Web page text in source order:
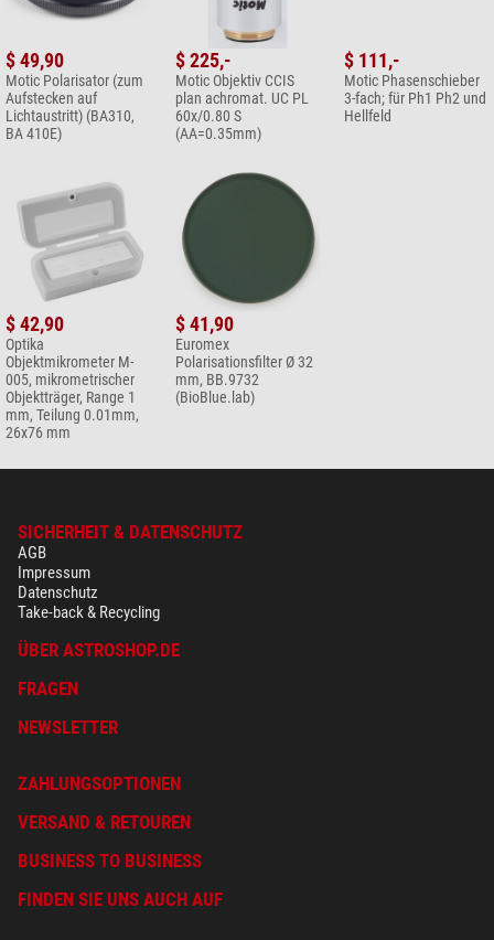
$ 49,90
Motic Polarisator (zum
Aufstecken auf
Lichtaustritt) (BA310,
BA 410E)
$ 225,-
Motic Objektiv CCIS
plan achromat. UC PL
60x/0.80 S
(AA=0.35mm)
$ 111,-
Motic Phasenschieber
3-fach; für Ph1 Ph2 und
Hellfeld
$ 42,90
Optika
Objektmikrometer M-
005, mikrometrischer
Objektträger, Range 1
mm, Teilung 0.01mm,
26x76 mm
$ 41,90
Euromex
Polarisationsfilter Ø 32
mm, BB.9732
(BioBlue.lab)
SICHERHEIT & DATENSCHUTZ
AGB
Impressum
Datenschutz
Take-back & Recycling
ÜBER ASTROSHOP.DE
FRAGEN
NEWSLETTER
ZAHLUNGSOPTIONEN
VERSAND & RETOUREN
BUSINESS TO BUSINESS
FINDEN SIE UNS AUCH AUF